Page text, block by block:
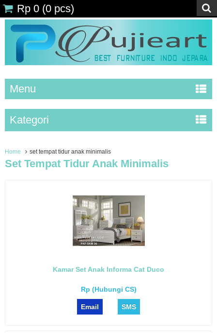
Rp 0 (0 pcs)
Menu
Kategori
Home set tempat tidur anak minimalis
Set Tempat Tidur Anak Minimalis
Kamar Set Anak Informa Cat Duco
Rp (Hubungi CS)
Email SMS